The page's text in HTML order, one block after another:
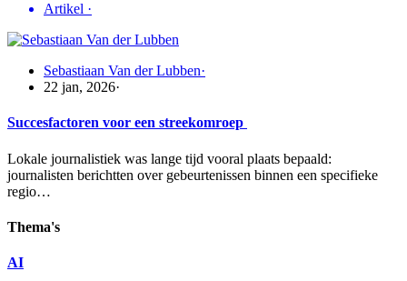
Artikel ·
Sebastiaan Van der Lubben·
22 jan, 2026·
Succesfactoren voor een streekomroep
Lokale journalistiek was lange tijd vooral plaats bepaald:
journalisten berichtten over gebeurtenissen binnen een specifieke
regio…
Thema's
AI